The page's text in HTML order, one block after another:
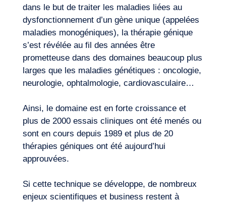
Expertises
dans le but de traiter les maladies liées au
dysfonctionnement d’un gène unique (appelées
maladies monogéniques), la thérapie génique
s’est révélée au fil des années être
prometteuse dans des domaines beaucoup plus
larges que les maladies génétiques : oncologie,
neurologie, ophtalmologie, cardiovasculaire…
Ainsi, le domaine est en forte croissance et
plus de 2000 essais cliniques ont été menés ou
sont en cours depuis 1989 et plus de 20
thérapies géniques ont été aujourd’hui
approuvées.
Si cette technique se développe, de nombreux
enjeux scientifiques et business restent à